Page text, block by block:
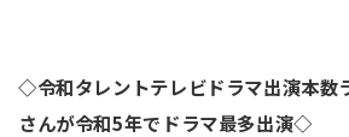
◇令和タレントテレビドラマ出演本数
さんが令和5年でドラマ最多出演◇